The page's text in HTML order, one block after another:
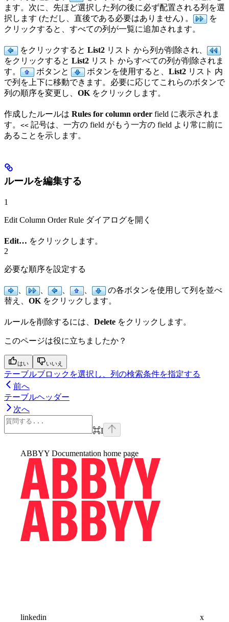
ます。次に、先ほど選択した列の後に必ず配置される列を選
択します (ただし、直後である必要はありません) 。
を
クリックすると、すべての列が一覧に追加されます。
をクリックすると List2 リスト から列が削除され、
をクリックすると List2 リスト からすべての列が削除されま
す。
ボタンと ボタンを使用すると、 List2 リスト 内
で列を上下に移動できます。必要に応じてこれらのボタンで
列の順序を変更し、 OK をクリックします。
作成したルールは Rules for column order field に表示されま
す。 << 記号は、一方の field がもう一方の field より常に前に
あることを示します。
ルールを編集する
1
Edit Column Order Rule ダイアログを開く
Edit… をクリックします。
2
必要な順序を設定する
の各ボタンを使用して列を並べ
替え、 OK をクリックします。
ルールを削除するには、 Delete をクリックします。
このページは役に立ちましたか？
はい いいえ
テーブルブロックを選択し、列の検索条件を指定する
前へ
テーブルヘッダー
次へ
⌘I
ABBYY Documentation home page
linkedin x